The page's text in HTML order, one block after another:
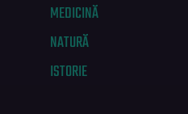
MEDICINĂ
NATURĂ
ISTORIE